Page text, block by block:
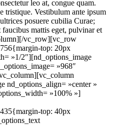
leo at, congue quam.
tristique. Vestibulum ante ipsum
posuere cubilia Curae;
mattis eget, pulvinar et
vc_row][vc_row
top: 20px
»1/2″][nd_options_image
»968″
nd_options_align= »center »
»100% »]
top: 40px